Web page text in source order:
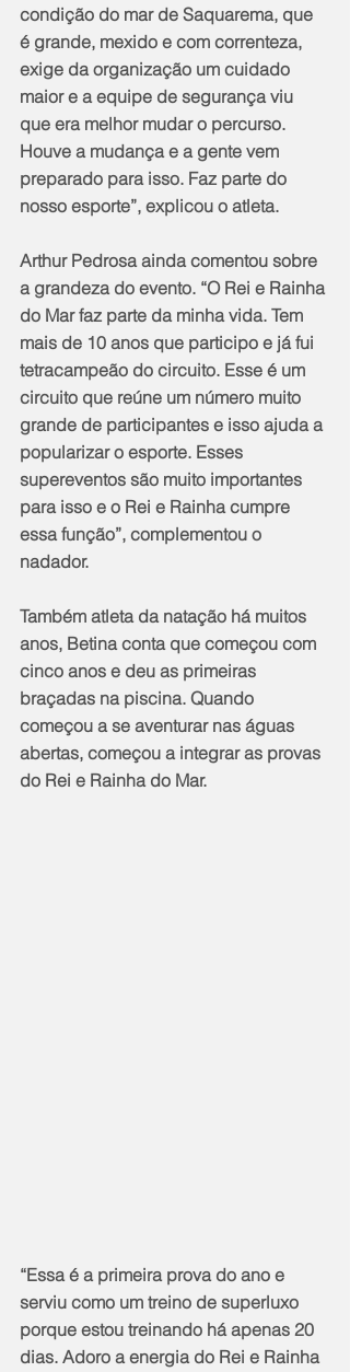
condição do mar de Saquarema, que
é grande, mexido e com correnteza,
exige da organização um cuidado
maior e a equipe de segurança viu
que era melhor mudar o percurso.
Houve a mudança e a gente vem
preparado para isso. Faz parte do
nosso esporte”, explicou o atleta.
Arthur Pedrosa ainda comentou sobre
a grandeza do evento. “O Rei e Rainha
do Mar faz parte da minha vida. Tem
mais de 10 anos que participo e já fui
tetracampeão do circuito. Esse é um
circuito que reúne um número muito
grande de participantes e isso ajuda a
popularizar o esporte. Esses
supereventos são muito importantes
para isso e o Rei e Rainha cumpre
essa função”, complementou o
nadador.
Também atleta da natação há muitos
anos, Betina conta que começou com
cinco anos e deu as primeiras
braçadas na piscina. Quando
começou a se aventurar nas águas
abertas, começou a integrar as provas
do Rei e Rainha do Mar.
“Essa é a primeira prova do ano e
serviu como um treino de superluxo
porque estou treinando há apenas 20
dias. Adoro a energia do Rei e Rainha